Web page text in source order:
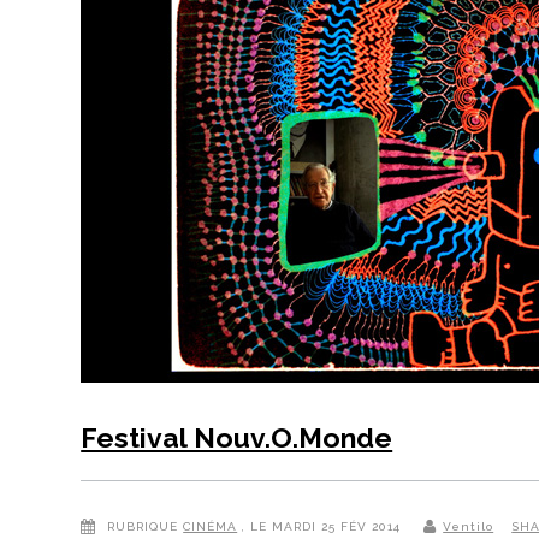
Festival Nouv.O.Monde
RUBRIQUE CINÉMA , LE MARDI 25 FÉV 2014 Ventilo